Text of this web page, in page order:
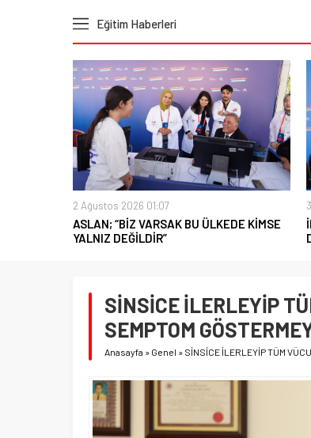
Eğitim Haberleri
2 Ağustos 2026 01:07
ASLAN; “BİZ VARSAK BU ÜLKEDE KİMSE
YALNIZ DEĞİLDİR”
SİNSİCE İLERLEYİP
SEMPTOM
Anasayfa » Genel » SİNSİCE İLERLEYİP TÜM